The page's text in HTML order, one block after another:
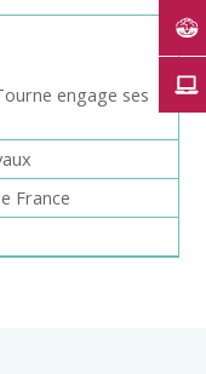
engage ses
France